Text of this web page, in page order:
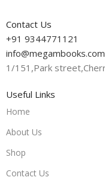
Contact Us
+91 9344771121
info@megambooks.com
1/151,Park
Useful Links
Home
About Us
Shop
Contact Us